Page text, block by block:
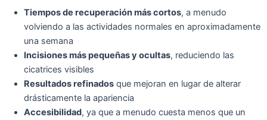
Tiempos de recuperación más cortos, a menudo
volviendo a las actividades normales en aproximadamente
una semana
Incisiones más pequeñas y ocultas, reduciendo las
cicatrices visibles
Resultados refinados que mejoran en lugar de alterar
drásticamente la apariencia
Accesibilidad, ya que a menudo cuesta menos que un